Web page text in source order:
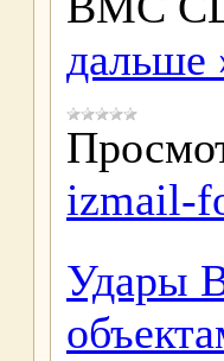
дальше
izmail-
Удары